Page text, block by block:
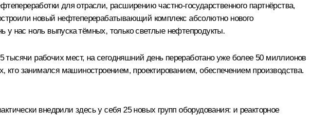
для отрасли, расширению частно-государственного партнёрства,
новый нефтеперерабатывающий комплекс абсолютно нового
у нас ноль выпуска тёмных, только светлые нефтепродукты.
рабочих мест, на сегодняшний день переработано уже более 50 миллионов
кто занимался машиностроением, проектированием, обеспечением производства.
внедрили здесь у себя 25 новых групп оборудования: и реакторное